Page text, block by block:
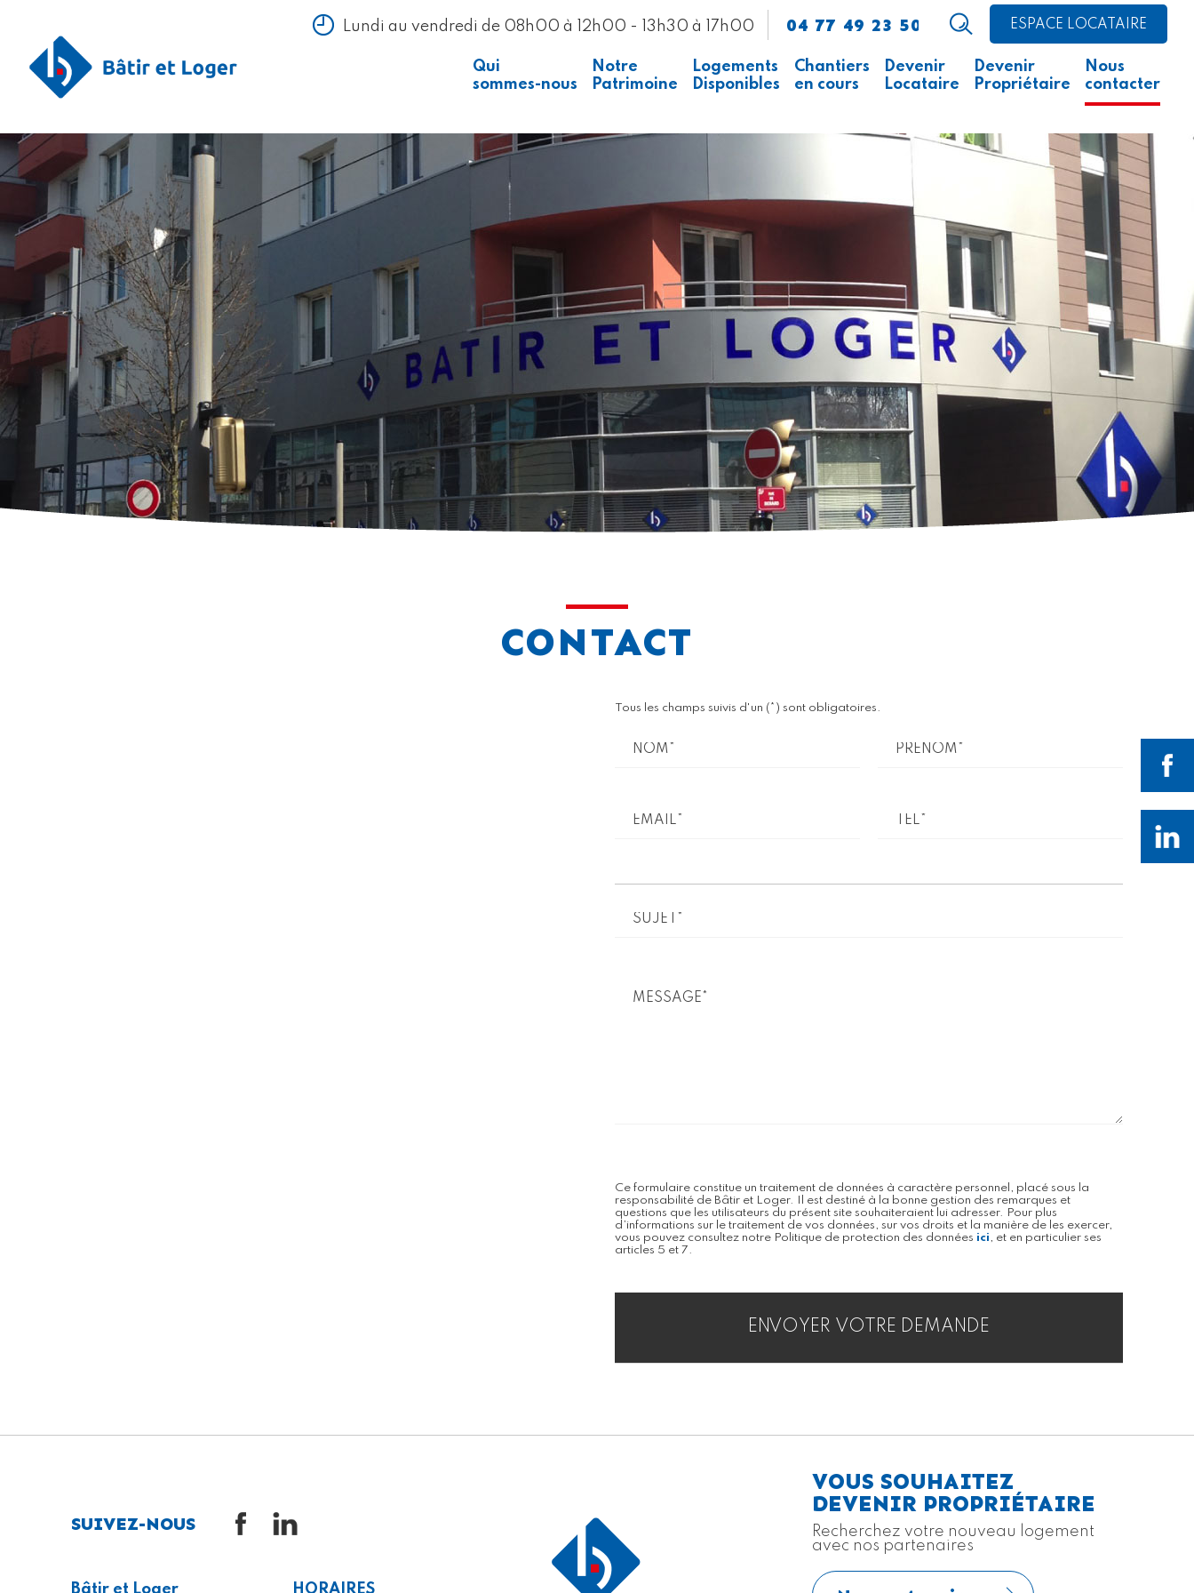
Lundi au vendredi de 08h00 à 12h00 - 13h30 à 17h00 04 77 49 23 50
Qui
sommes-nous
Notre
Patrimoine
Logements
Disponibles
Chantiers
en cours
concurrence
Devenir
Locataire
Ce qu’il faut savoir
Devenir
Propriétaire
Acheter un local
professionnel
Nous
contacter
ESPACE LOCATAIRE
CONTACT
Tous les champs suivis d'un (*) sont obligatoires.
Veuillez laisser ce champ vide.
Ce formulaire constitue un traitement de données à caractère personnel, placé sous la
responsabilité de Bâtir et Loger. Il est destiné à la bonne gestion des remarques et
questions que les utilisateurs du présent site souhaiteraient lui adresser. Pour plus
d’informations sur le traitement de vos données, sur vos droits et la manière de les exercer,
vous pouvez consultez notre Politique de protection des données ici, et en particulier ses
articles 5 et 7.
SUIVEZ-NOUS
Bâtir et Loger HORAIRES
VOUS SOUHAITEZ
DEVENIR PROPRIÉTAIRE
Recherchez votre nouveau logement
avec nos partenaires